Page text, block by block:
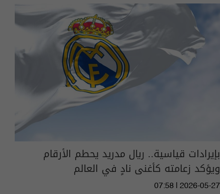
بإيرادات قياسية.. ريال مدريد يحطم الأرقام
ويؤكد زعامته كأغنى نادٍ في العالم
07:58 | 2026-05-27